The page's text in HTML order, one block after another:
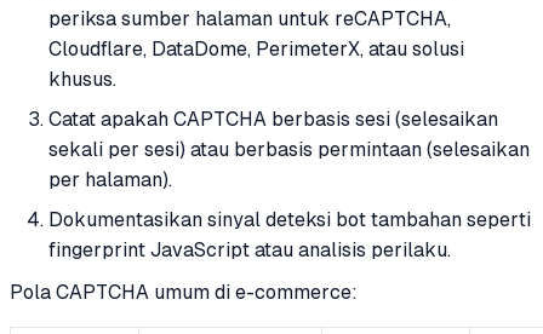
periksa sumber halaman untuk reCAPTCHA,
Cloudflare, DataDome, PerimeterX, atau solusi
khusus.
Catat apakah CAPTCHA berbasis sesi (selesaikan
sekali per sesi) atau berbasis permintaan (selesaikan
per halaman).
Dokumentasikan sinyal deteksi bot tambahan seperti
fingerprint JavaScript atau analisis perilaku.
Pola CAPTCHA umum di e-commerce: